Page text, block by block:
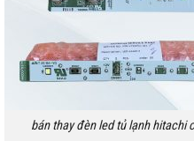
bán thay đèn led tủ lạnh hitachi